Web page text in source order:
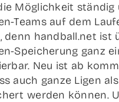
Mög­lich­keit stän­dig
Teams auf dem
denn handball.net ist
Spei­­che­rung ganz
Neu ist ab
auch gan­ze Ligen
wer­den kön­nen.